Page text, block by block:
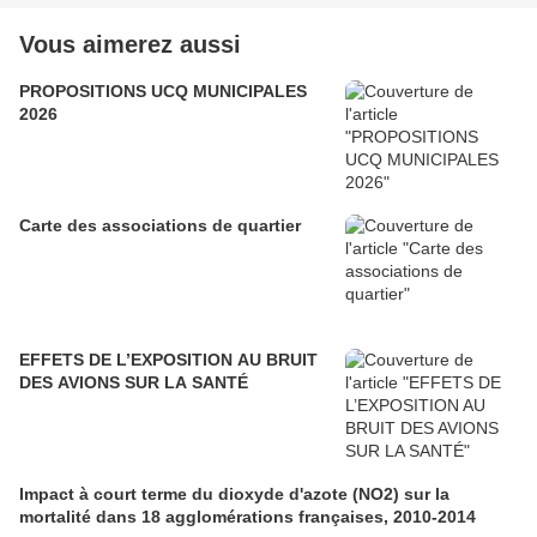
Vous aimerez aussi
PROPOSITIONS UCQ MUNICIPALES
2026
Carte des associations de quartier
EFFETS DE L’EXPOSITION AU BRUIT
DES AVIONS SUR LA SANTÉ
Impact à court terme du dioxyde d'azote (NO2) sur la
mortalité dans 18 agglomérations françaises, 2010-2014